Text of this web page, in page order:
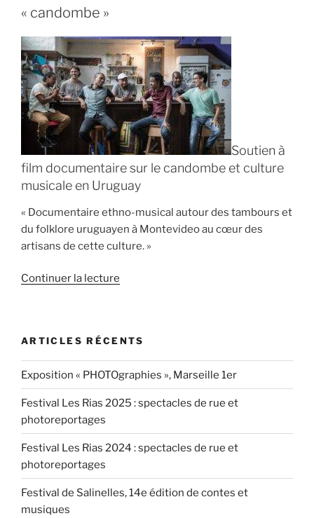
l’apéro »
« candombe »
Soutien à
film documentaire sur le candombe et culture
musicale en Uruguay
« Documentaire ethno-musical autour des tambours et
du folklore uruguayen à Montevideo au cœur des
artisans de cette culture. »
Continuer la lecture
soutenir
sur
la
culture
« candombe » »
ARTICLES RÉCENTS
Exposition « PHOTOgraphies », Marseille 1er
Festival Les Rias 2025 : spectacles de rue et
photoreportages
Festival Les Rias 2024 : spectacles de rue et
photoreportages
Festival de Salinelles, 14e édition de contes et
musiques